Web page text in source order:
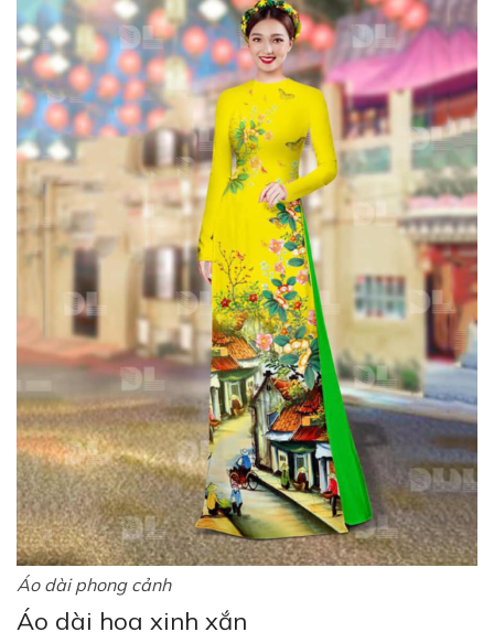
Áo dài phong cảnh
Áo dài hoa xinh xắn